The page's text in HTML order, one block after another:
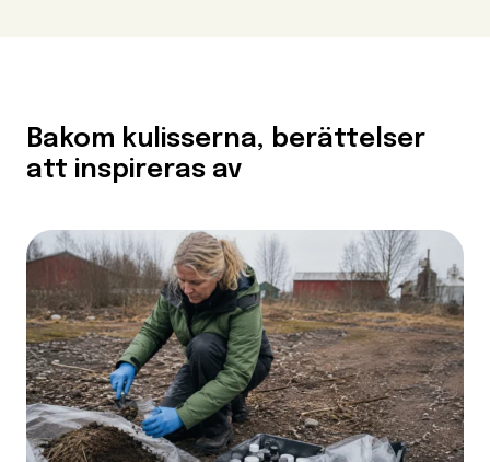
Bakom kulisserna, berättelser
att inspireras av